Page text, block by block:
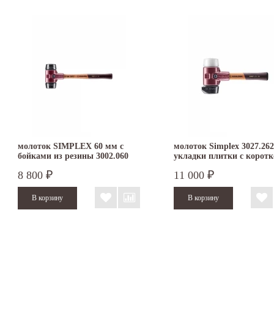
молоток SIMPLEX 60 мм с
бойками из резины 3002.060
8 800 ₽
молоток Simplex
укладки плитки с
резина StandUp/
11 000 ₽